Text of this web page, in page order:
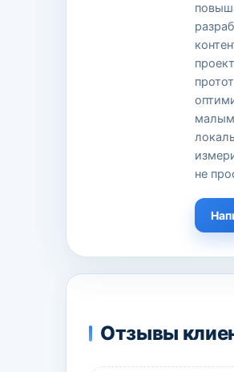
малым
не
Отзывы